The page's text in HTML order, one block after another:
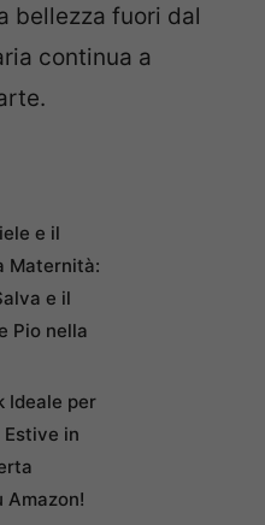
bellezza fuori dal
continua a
e il
Maternità:
e il
Pio nella
Ideale per
in
Amazon!